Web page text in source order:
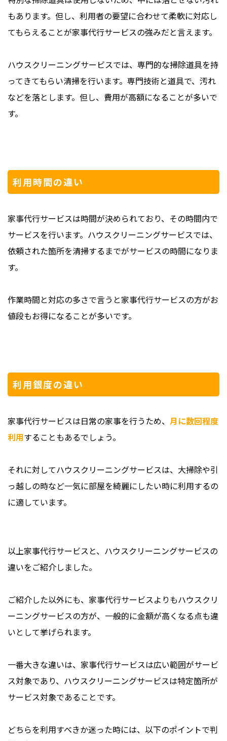
もあります。但し、利用者の要望に合わせて柔軟に対応し
てもらえることが家事代行サービスの強みだと言えます。
ハウスクリーニングサービスでは、専門的な掃除道具を持
ってきてもらい清掃を行います。専門技術と道具で、汚れ
などを落とします。但し、費用が高額になることが多いで
す。
利用時間の違い
家事代行サービスは時間が決められており、その時間内で
サービスを行います。ハウスクリーニングサービスでは、
依頼された箇所を清掃するまでがサービスの時間になりま
す。
作業時間と対応の多さで言うと家事代行サービスの方がお
値段もお得になることが多いです。
利用銀度の違い
家事代行サービスは日常の家事を行うため、 月に数回程度
利用することもあるでしょう。
それに対してハウスクリーニングサービスは、大掃除や引
っ越しの時など一気に部屋を綺麗にしたい時に利用するの
に適しています。
以上家事代行サービスと、ハウスクリーニングサービスの
違いをご紹介しました。
ご紹介した以外にも、家事代行サービスよりもハウスクリ
ーニングサービスの方が、一般的に金額が高くなる点も違
いとして挙げられます。
一番大きな違いは、家事代行サービスは広い範囲がサービ
ス対象であり、ハウスクリーニングサービスは特定箇所が
サービス対象であることです。
どちらを利用すべきか迷った時には、以下のポイントで判